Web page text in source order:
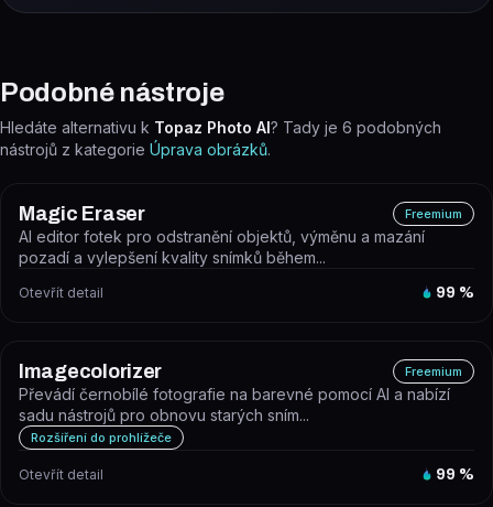
Podobné nástroje
Hledáte alternativu k Topaz Photo AI? Tady je 6 podobných
nástrojů z kategorie Úprava obrázků.
Magic Eraser Freemium
AI editor fotek pro odstranění objektů, výměnu a mazání
pozadí a vylepšení kvality snímků během...
Otevřít detail 99 %
Imagecolorizer Freemium
Převádí černobílé fotografie na barevné pomocí AI a nabízí
sadu nástrojů pro obnovu starých sním...
Rozšíření do prohlížeče
Otevřít detail 99 %